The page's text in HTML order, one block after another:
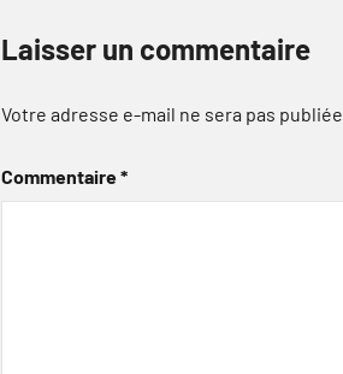
Laisser un commentaire
Votre adresse e-mail ne sera pas publiée.
Commentaire*